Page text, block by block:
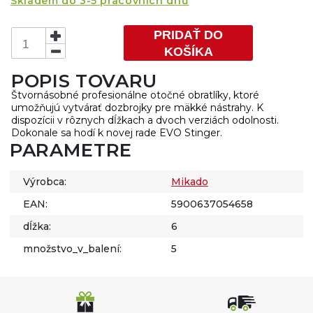
PRIDAŤ DO
KOŠÍKA
POPIS TOVARU
Štvornásobné profesionálne otočné obratlíky, ktoré
umožňujú vytvárať dozbrojky pre mäkké nástrahy. K
dispozícii v rôznych dĺžkach a dvoch verziách odolnosti.
Dokonale sa hodí k novej rade EVO Stinger.
PARAMETRE
Výrobca:
Mikado
EAN:
5900637054658
dĺžka:
6
množstvo_v_balení:
5